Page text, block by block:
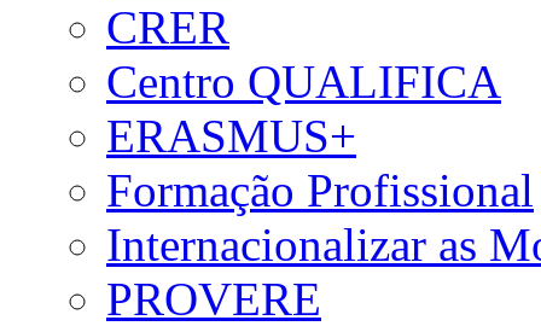
CRER
Centro QUALIFICA
ERASMUS+
Formação Profissional
Internacionalizar as
PROVERE